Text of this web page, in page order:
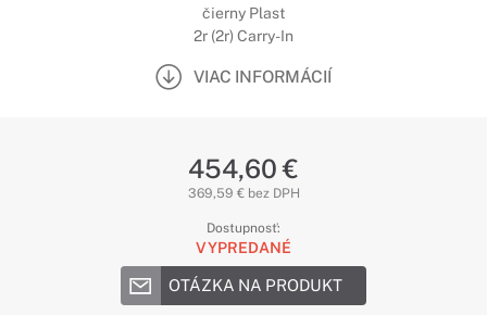
čierny Plast
2r (2r) Carry-In
VIAC INFORMÁCIÍ
454,60 €
369,59 € bez DPH
Dostupnosť:
VYPREDANÉ
OTÁZKA NA PRODUKT